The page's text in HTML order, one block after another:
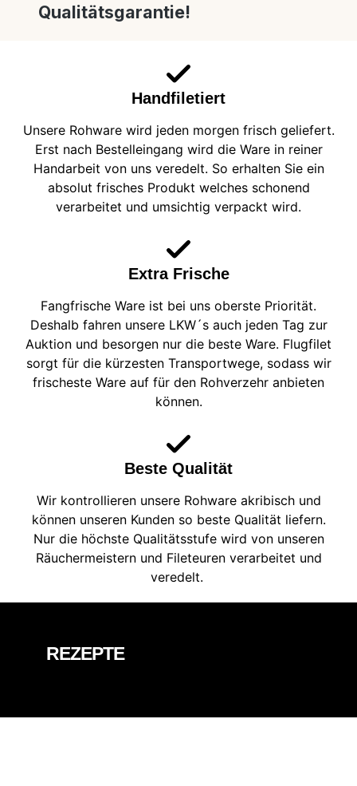
Qualitätsgarantie!
Handfiletiert
Unsere Rohware wird jeden morgen frisch geliefert.
Erst nach Bestelleingang wird die Ware in reiner
Handarbeit von uns veredelt. So erhalten Sie ein
absolut frisches Produkt welches schonend
verarbeitet und umsichtig verpackt wird.
Extra Frische
Fangfrische Ware ist bei uns oberste Priorität.
Deshalb fahren unsere LKW´s auch jeden Tag zur
Auktion und besorgen nur die beste Ware. Flugfilet
sorgt für die kürzesten Transportwege, sodass wir
frischeste Ware auf für den Rohverzehr anbieten
können.
Beste Qualität
Wir kontrollieren unsere Rohware akribisch und
können unseren Kunden so beste Qualität liefern.
Nur die höchste Qualitätsstufe wird von unseren
Räuchermeistern und Fileteuren verarbeitet und
veredelt.
REZEPTE